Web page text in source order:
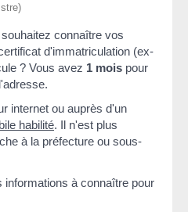
connaître vos
d'immatriculation (ex-
? Vous avez 1 mois pour
internet ou auprès d'un
habilité. Il n'est plus
à la préfecture ou sous-
à connaître pour